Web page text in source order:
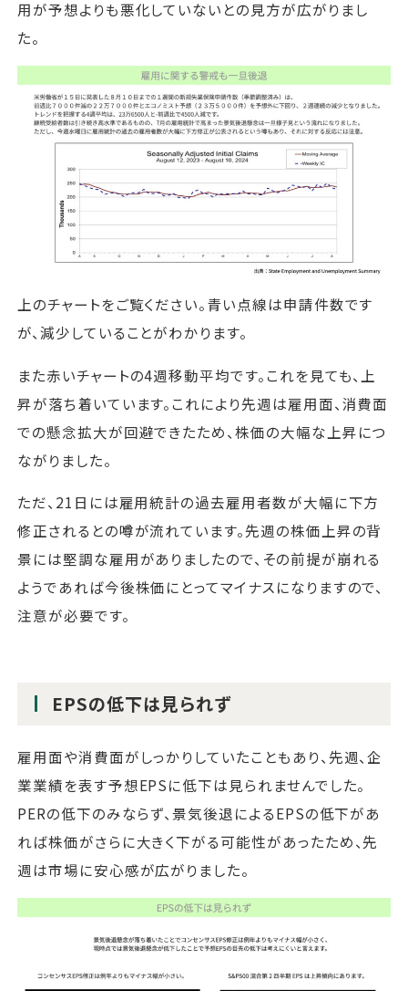
用が予想よりも悪化していないとの見方が広がりまし
た。
上のチャートをご覧ください。青い点線は申請件数です
が、減少していることがわかります。
また赤いチャートの4週移動平均です。これを見ても、上
昇が落ち着いています。これにより先週は雇用面、消費面
での懸念拡大が回避できたため、株価の大幅な上昇につ
ながりました。
ただ、21日には雇用統計の過去雇用者数が大幅に下方
修正されるとの噂が流れています。先週の株価上昇の背
景には堅調な雇用がありましたので、その前提が崩れる
ようであれば今後株価にとってマイナスになりますので、
注意が必要です。
EPSの低下は見られず
雇用面や消費面がしっかりしていたこともあり、先週、企
業業績を表す予想EPSに低下は見られませんでした。
PERの低下のみならず、景気後退によるEPSの低下があ
れば株価がさらに大きく下がる可能性があったため、先
週は市場に安心感が広がりました。